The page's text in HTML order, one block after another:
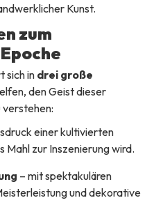
Kunst.
zum
sich in drei große
den Geist dieser
einer kultivierten
Mahl zur Inszenierung wird.
– mit spektakulären
und dekorative